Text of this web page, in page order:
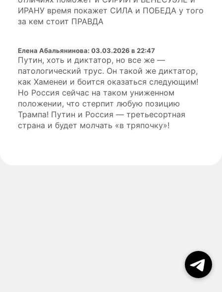
ИРАНУ время покажет СИЛА и ПОБЕДА у того
за кем стоит ПРАВДА
Елена Абальянинова: 03.03.2026 в 22:47
Путин, хоть и диктатор, но все же —
патологический трус. Он такой же диктатор,
как Хаменеи и боится оказаться следующим!
Но Россия сейчас на таком униженном
положении, что стерпит любую позицию
Трампа! Путин и Россия — третьесортная
страна и будет молчать «в тряпочку»!